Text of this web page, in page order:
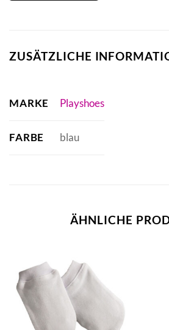
ZUSÄTZLICHE
MARKE Playshoes
FARBE blau
ÄHNLICHE